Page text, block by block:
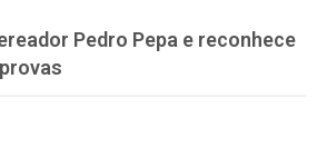
Pedro Pepa e reconhece